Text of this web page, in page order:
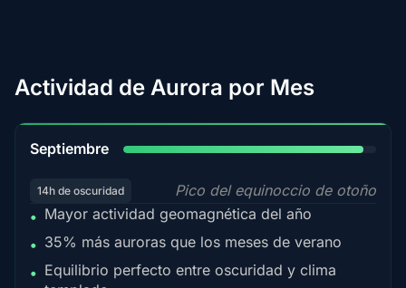
Actividad de Aurora por Mes
Septiembre
14h de oscuridad
Pico del equinoccio de otoño
• Mayor actividad geomagnética del año
• 35% más auroras que los meses de verano
• Equilibrio perfecto entre oscuridad y clima